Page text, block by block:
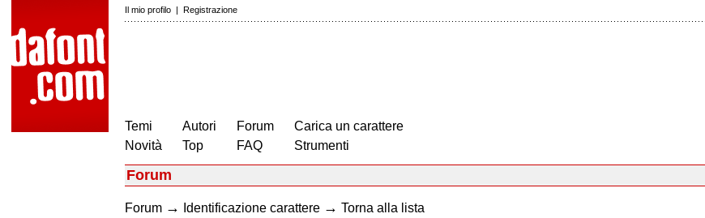
Il mio profilo | Registrazione
Temi
Novità
Autori
Top
Forum
FAQ
Carica un carattere
Strumenti
Forum
Forum → Identificazione carattere → Torna alla lista